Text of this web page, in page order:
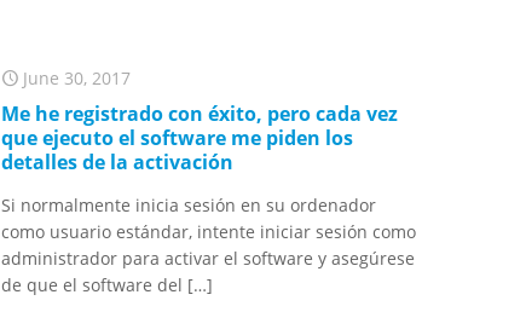
June 30, 2017
Me he registrado con éxito, pero cada vez
que ejecuto el software me piden los
detalles de la activación
Si normalmente inicia sesión en su ordenador
como usuario estándar, intente iniciar sesión como
administrador para activar el software y asegúrese
de que el software del […]